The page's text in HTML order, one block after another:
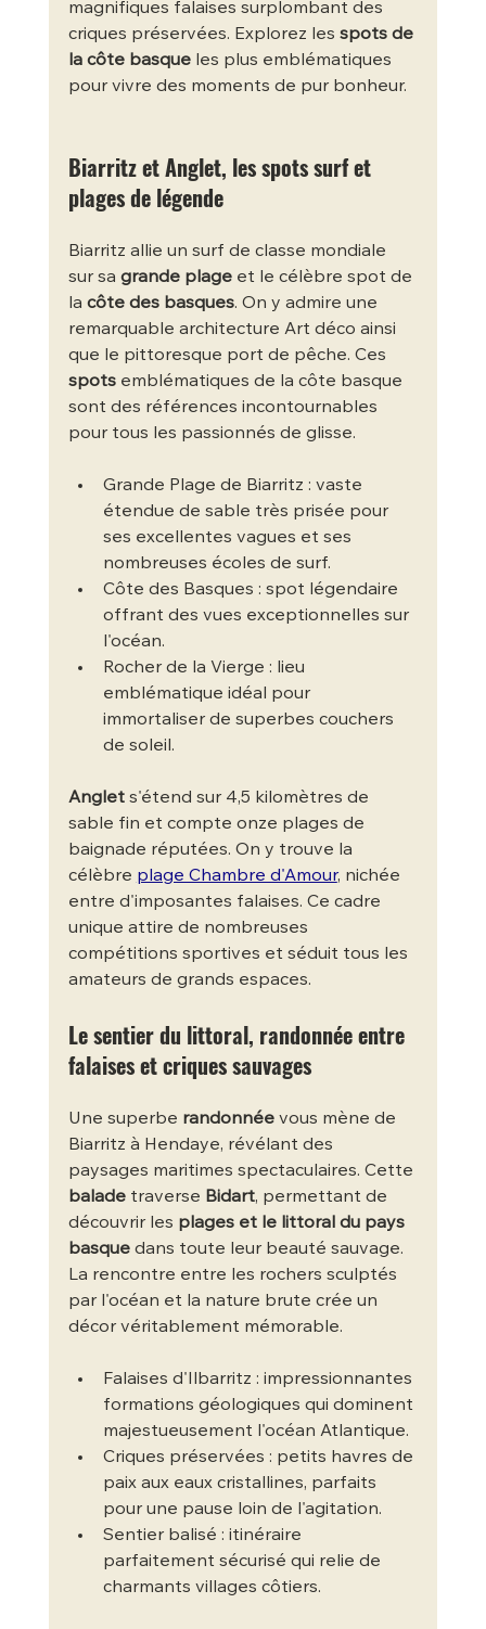
magnifiques falaises surplombant des
criques préservées. Explorez les spots de
la côte basque les plus emblématiques
pour vivre des moments de pur bonheur.
Biarritz et Anglet, les spots surf et
plages de légende
Biarritz allie un surf de classe mondiale
sur sa grande plage et le célèbre spot de
la côte des basques. On y admire une
remarquable architecture Art déco ainsi
que le pittoresque port de pêche. Ces
spots emblématiques de la côte basque
sont des références incontournables
pour tous les passionnés de glisse.
Grande Plage de Biarritz : vaste
étendue de sable très prisée pour
ses excellentes vagues et ses
nombreuses écoles de surf.
Côte des Basques : spot légendaire
offrant des vues exceptionnelles sur
l'océan.
Rocher de la Vierge : lieu
emblématique idéal pour
immortaliser de superbes couchers
de soleil.
Anglet s'étend sur 4,5 kilomètres de
sable fin et compte onze plages de
baignade réputées. On y trouve la
célèbre plage Chambre d'Amour, nichée
entre d'imposantes falaises. Ce cadre
unique attire de nombreuses
compétitions sportives et séduit tous les
amateurs de grands espaces.
Le sentier du littoral, randonnée entre
falaises et criques sauvages
Une superbe randonnée vous mène de
Biarritz à Hendaye, révélant des
paysages maritimes spectaculaires. Cette
balade traverse Bidart, permettant de
découvrir les plages et le littoral du pays
basque dans toute leur beauté sauvage.
La rencontre entre les rochers sculptés
par l'océan et la nature brute crée un
décor véritablement mémorable.
Falaises d'Ilbarritz : impressionnantes
formations géologiques qui dominent
majestueusement l'océan Atlantique.
Criques préservées : petits havres de
paix aux eaux cristallines, parfaits
pour une pause loin de l'agitation.
Sentier balisé : itinéraire
parfaitement sécurisé qui relie de
charmants villages côtiers.